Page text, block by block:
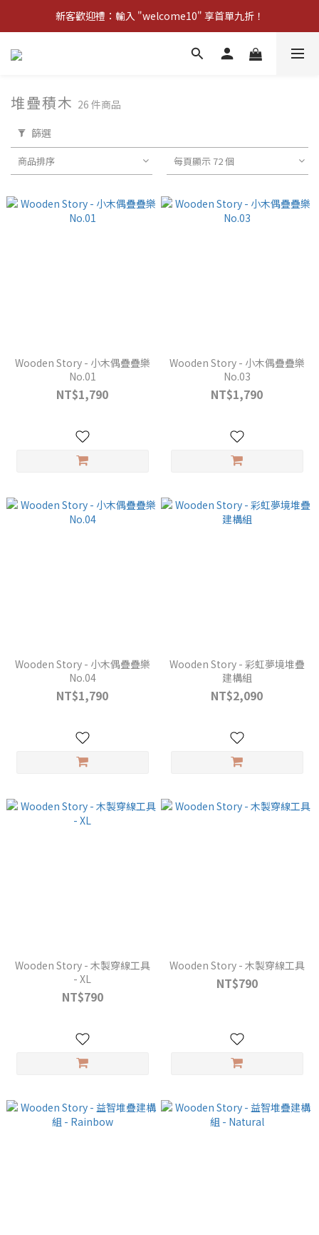
新客歡迎禮：輸入 "welcome10" 享首單九折！
新客歡迎禮：輸入 "welcome10" 享首單九折！
Pom d'Api 畢業特典 · 全品項買一送一
堆疊積木 26 件商品
篩選
商品排序 每頁顯示 72 個
Wooden Story - 小木偶疊疊樂
No.01
NT$1,790
Wooden Story - 小木偶疊疊樂
No.03
NT$1,790
Wooden Story - 小木偶疊疊樂
No.04
NT$1,790
Wooden Story - 彩虹夢境堆疊
建構組
NT$2,090
Wooden Story - 木製穿線工具
- XL
NT$790
Wooden Story - 木製穿線工具
NT$790